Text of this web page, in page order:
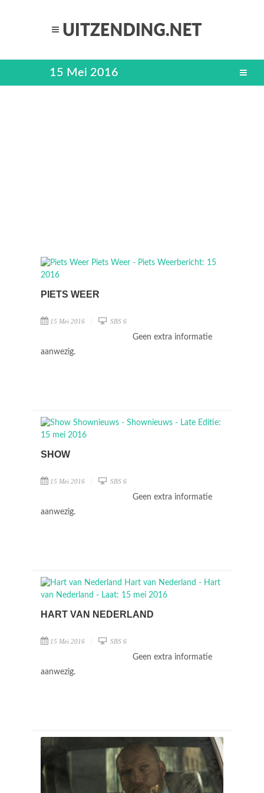
15 Mei 2016
PIETS WEER
15 Mei 2016 SBS 6
Geen extra informatie
aanwezig.
SHOW
15 Mei 2016 SBS 6
Geen extra informatie
aanwezig.
HART VAN NEDERLAND
15 Mei 2016 SBS 6
Geen extra informatie
aanwezig.